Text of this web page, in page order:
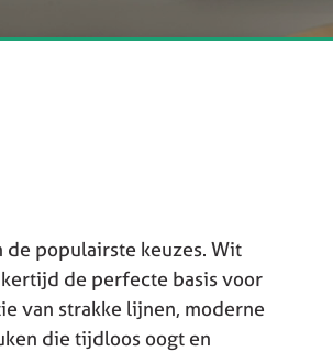
de populairste keuzes. Wit
de perfecte basis voor
van strakke lijnen, moderne
die tijdloos oogt en